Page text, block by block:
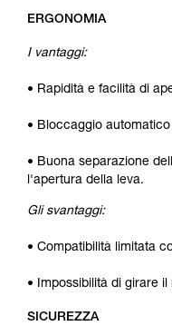
ERGONOMIA
I vantaggi:
• Rapidità e facilità di
• Bloccaggio
• Buona separazione
l'apertura della leva.
Gli svantaggi:
• Compatibilità limitata
• Impossibilità di girare
SICUREZZA